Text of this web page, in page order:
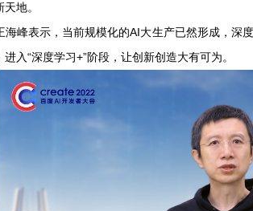
地。
海峰表示，当前规模化的AI大生产已然形成，深
入“深度学习+”阶段，让创新创造大有可为。